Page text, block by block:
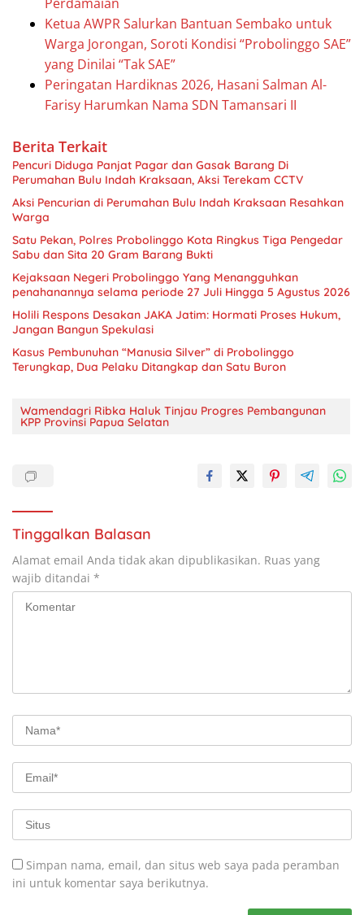
Ketua AWPR Salurkan Bantuan Sembako untuk
Warga Jorongan, Soroti Kondisi “Probolinggo SAE”
yang Dinilai “Tak SAE”
Peringatan Hardiknas 2026, Hasani Salman Al-
Farisy Harumkan Nama SDN Tamansari II
Berita Terkait
Pencuri Diduga Panjat Pagar dan Gasak Barang Di
Perumahan Bulu Indah Kraksaan, Aksi Terekam CCTV
Aksi Pencurian di Perumahan Bulu Indah Kraksaan Resahkan
Warga
Satu Pekan, Polres Probolinggo Kota Ringkus Tiga Pengedar
Sabu dan Sita 20 Gram Barang Bukti
Kejaksaan Negeri Probolinggo Yang Menangguhkan
penahanannya selama periode 27 Juli Hingga 5 Agustus 2026
Holili Respons Desakan JAKA Jatim: Hormati Proses Hukum,
Jangan Bangun Spekulasi
Kasus Pembunuhan “Manusia Silver” di Probolinggo
Terungkap, Dua Pelaku Ditangkap dan Satu Buron
Wamendagri Ribka Haluk Tinjau Progres Pembangunan
KPP Provinsi Papua Selatan
Tinggalkan Balasan
Alamat email Anda tidak akan dipublikasikan. Ruas yang
wajib ditandai *
Simpan nama, email, dan situs web saya pada peramban
ini untuk komentar saya berikutnya.